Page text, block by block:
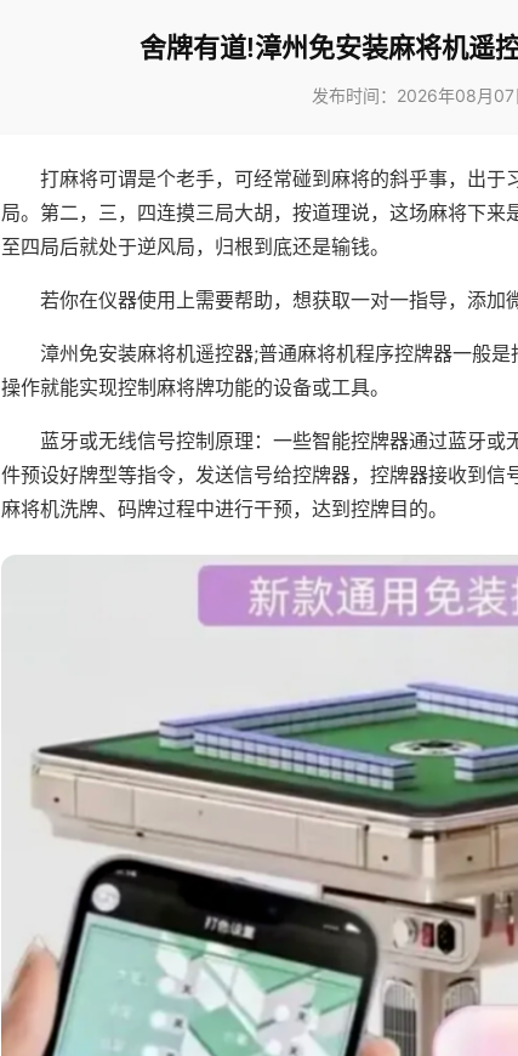
舍牌有道!漳州免安装麻将机遥
发布时间：2026年08月07
打麻将可谓是个老手，可经常碰到麻将的斜乎事，出于
局。第二，三，四连摸三局大胡，按道理说，这场麻将下来
至四局后就处于逆风局，归根到底还是输钱。
若你在仪器使用上需要帮助，想获取一对一指导，添加
漳州免安装麻将机遥控器;普通麻将机程序控牌器一般
操作就能实现控制麻将牌功能的设备或工具。
蓝牙或无线信号控制原理：一些智能控牌器通过蓝牙
件预设好牌型等指令，发送信号给控牌器，控牌器接收到信
麻将机洗牌、码牌过程中进行干预，达到控牌目的。